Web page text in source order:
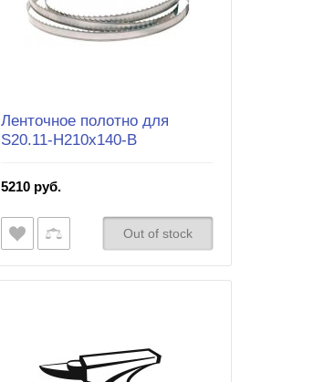
Ленточное полотно для
S20.11-H210x140-B
5210 руб.
Out of stock